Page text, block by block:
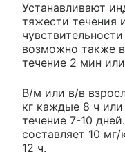
Устанавливают
тяжести течения
возможно также
течение 2 мин
В/м или в/в
кг каждые 8 ч
течение 7-10
составляет 10
12 ч.